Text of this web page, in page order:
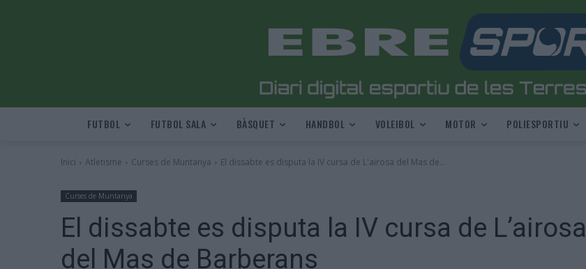
FUTBOL FUTBOL SALA BÀSQUET HANDBOL VOLEIBOL MOTOR POLIESPORTIU
Inici Atletisme Curses de Muntanya El dissabte es disputa la IV cursa de L'airosa del Mas de...
Curses de Muntanya
El dissabte es disputa la IV cursa de L’airosa
del Mas de Barberans